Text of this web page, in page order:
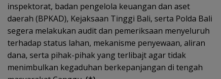
inspektorat, badan pengelola keuangan dan aset
daerah (BPKAD), Kejaksaan Tinggi Bali, serta Polda Bali
segera melakukan audit dan pemeriksaan menyeluruh
terhadap status lahan, mekanisme penyewaan, aliran
dana, serta pihak-pihak yang terlibajt agar tidak
menimbulkan kegaduhan berkepanjangan di tengah